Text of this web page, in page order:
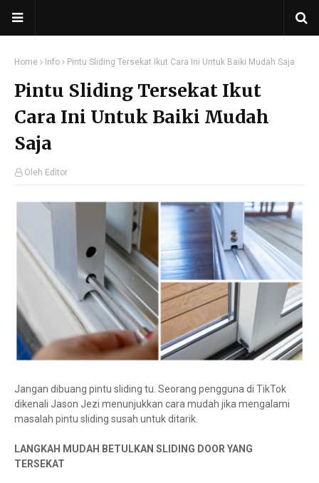
Home Info Pintu Sliding Tersekat Ikut Cara Ini Untuk Baiki Mudah Saja
Pintu Sliding Tersekat Ikut
Cara Ini Untuk Baiki Mudah
Saja
Oleh Editor
Jangan dibuang pintu sliding tu. Seorang pengguna di TikTok
dikenali Jason Jezi menunjukkan cara mudah jika mengalami
masalah pintu sliding susah untuk ditarik.
LANGKAH MUDAH BETULKAN SLIDING DOOR YANG
TERSEKAT